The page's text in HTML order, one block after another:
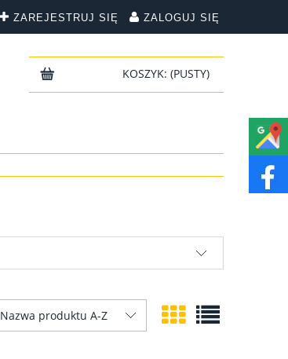
ZAREJESTRUJ SIĘ ZALOGUJ SIĘ
KOSZYK: (PUSTY)
Nazwa produktu A-Z